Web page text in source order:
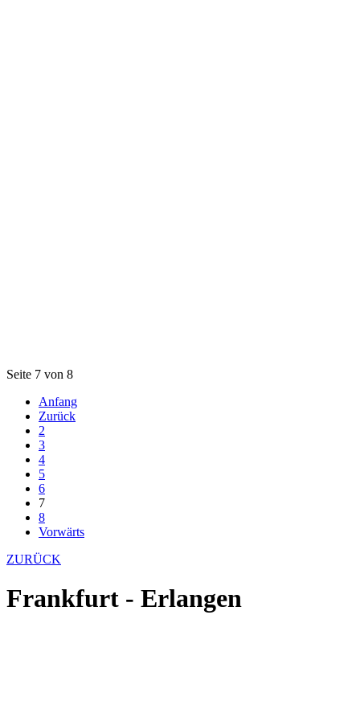
Seite 7 von 8
Anfang
Zurück
2
3
4
5
6
7
8
Vorwärts
ZURÜCK
Frankfurt - Erlangen